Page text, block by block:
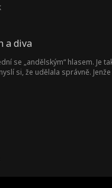
a diva
se „andělským“ hlasem.
si, že udělala správně.